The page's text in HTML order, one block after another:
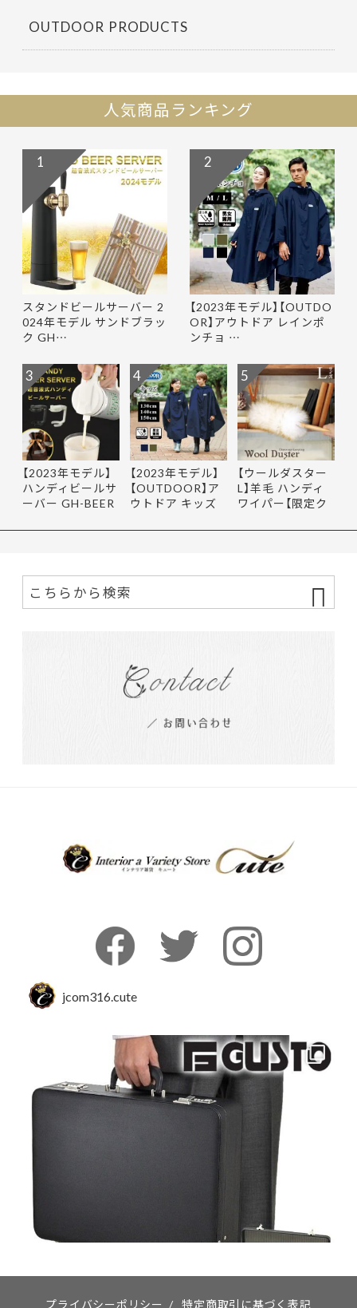
OUTDOOR PRODUCTS
人気商品ランキング
スタンドビールサーバー 2
024年モデル サンドブラッ
ク GH…
1
【2023年モデル】【OUTDO
OR】アウトドア レインポ
ンチョ …
2
【2023年モデル】
ハンディビールサ
ーバー GH-BEER
3
【2023年モデル】
【OUTDOOR】ア
ウトドア キッズ
4
【ウールダスター
L】羊毛 ハンディ
ワイパー【限定ク
5
jcom316.cute
プライバシーポリシー / 特定商取引に基づく表記